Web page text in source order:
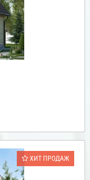
ХИТ ПРОДАЖ